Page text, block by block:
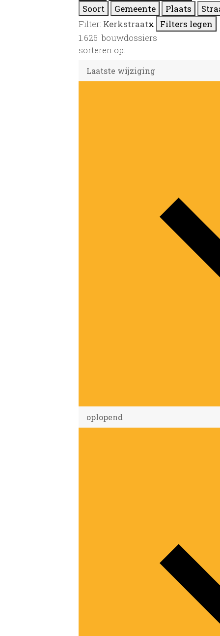
Soort
Gemeente Plaats
Filter: Kerkstraatx
Filters legen
1.626 bouwdossiers
sorteren op: